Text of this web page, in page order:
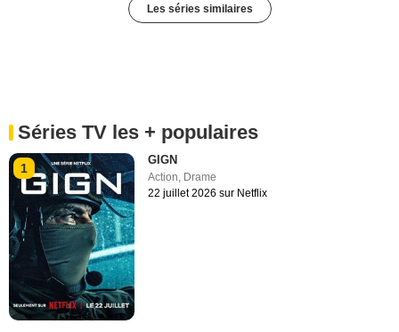
Les séries similaires
Séries TV les + populaires
1
GIGN
Action Drame
22 juillet 2026 sur Netflix